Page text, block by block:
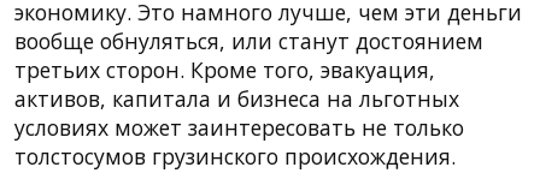
экономику. Это намного лучше, чем эти деньги
вообще обнуляться, или станут достоянием
третьих сторон. Кроме того, эвакуация,
активов, капитала и бизнеса на льготных
условиях может заинтересовать не только
толстосумов грузинского происхождения.